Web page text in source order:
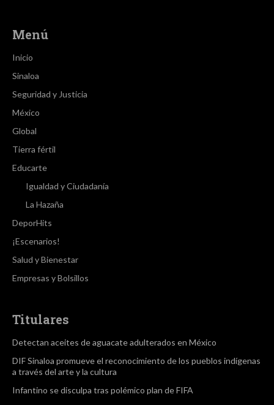
Menú
Inicio
Sinaloa
Seguridad y Justicia
México
Global
Tierra fértil
Educarte
Igualdad y Ciudadanía
La Hazaña
DeporHits
¡Escenarios!
Salud y Bienestar
Empresas y Bolsillos
Titulares
Detectan aceites de aguacate adulterados en México
DIF Sinaloa promueve el reconocimiento de los pueblos indígenas
a través del arte y la cultura
Infantino se disculpa tras polémico plan de FIFA